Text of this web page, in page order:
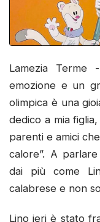
Lamezia
emozione e un
olimpica è una
dedico a mia
parenti e amici
calore”. A
dai più come
calabrese e non
Lino ieri è stato